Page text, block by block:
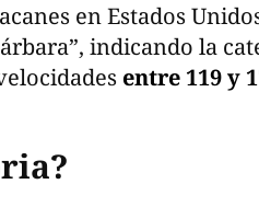
en Estados
indicando la
entre 119 y